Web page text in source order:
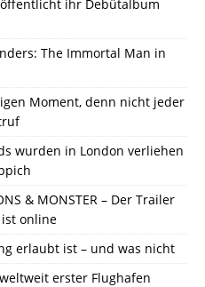
ihr Debütalbum
The Immortal Man in
Moment, denn nicht jeder
wurden in London verliehen
& MONSTER – Der Trailer
online
erlaubt ist – und was nicht
erster Flughafen